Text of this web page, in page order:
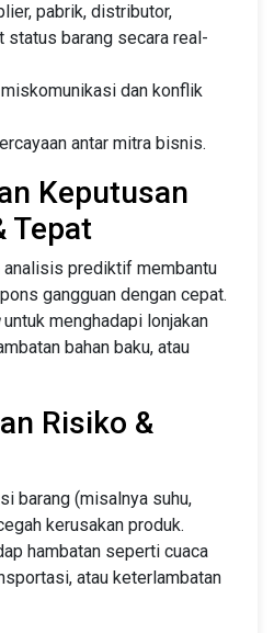
pabrik, distributor,
status barang secara real-
dan konflik
antar mitra bisnis.
Keputusan
Tepat
analisis prediktif membantu
gangguan dengan cepat.
untuk menghadapi lonjakan
bahan baku, atau
Risiko &
barang (misalnya suhu,
kerusakan produk.
hambatan seperti cuaca
atau keterlambatan